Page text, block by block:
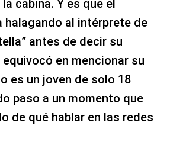
cabina. Y es que el
halagando al intérprete de
antes de decir su
en mencionar su
es un joven de solo 18
paso a un momento que
de qué hablar en las redes